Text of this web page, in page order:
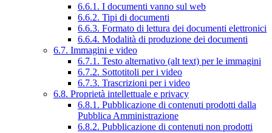
6.6.1. I documenti vanno sul web
6.6.2. Tipi di documenti
6.6.3. Formato di lettura dei documenti elettronici
6.6.4. Modalità di produzione dei documenti
6.7. Immagini e video
6.7.1. Testo alternativo (alt text) per le immagini
6.7.2. Sottotitoli per i video
6.7.3. Trascrizioni per i video
6.8. Proprietà intellettuale e privacy
6.8.1. Pubblicazione di contenuti prodotti dalla
Pubblica Amministrazione
6.8.2. Pubblicazione di contenuti non prodotti